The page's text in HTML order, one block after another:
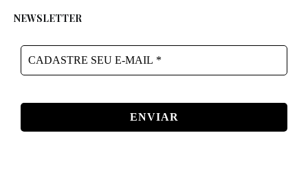
NEWSLETTER
CADASTRE
SEU
*